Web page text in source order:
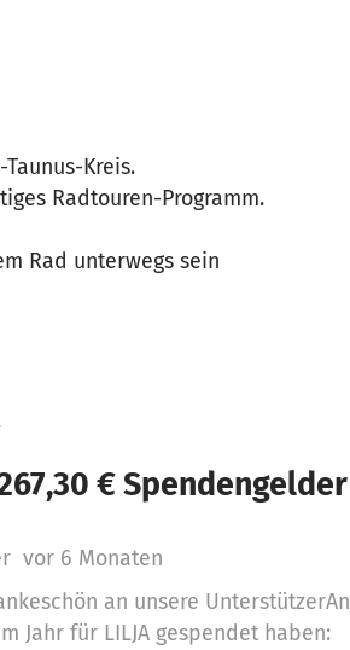
Kreis.
Radtouren-Programm.
Rad unterwegs sein
€ Spendengelder
vor 6 Monaten
an unsere UnterstützerAn
Jahr für LILJA gespendet haben: